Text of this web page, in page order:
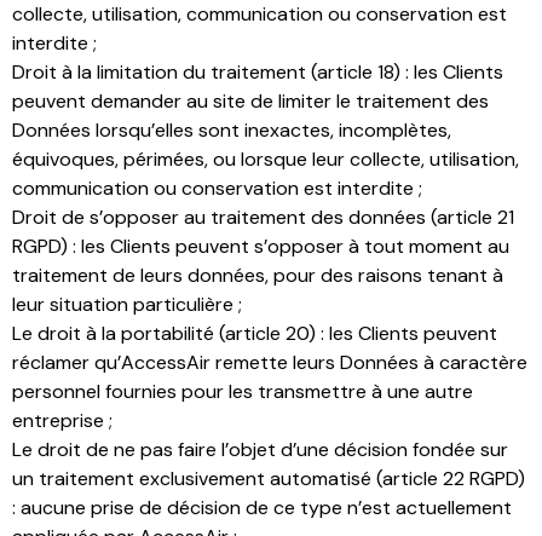
collecte, utilisation, communication ou conservation est
interdite ;
Droit à la limitation du traitement (article 18) : les Clients
peuvent demander au site de limiter le traitement des
Données lorsqu’elles sont inexactes, incomplètes,
équivoques, périmées, ou lorsque leur collecte, utilisation,
communication ou conservation est interdite ;
Droit de s’opposer au traitement des données (article 21
RGPD) : les Clients peuvent s’opposer à tout moment au
traitement de leurs données, pour des raisons tenant à
leur situation particulière ;
Le droit à la portabilité (article 20) : les Clients peuvent
réclamer qu’AccessAir remette leurs Données à caractère
personnel fournies pour les transmettre à une autre
entreprise ;
Le droit de ne pas faire l’objet d’une décision fondée sur
un traitement exclusivement automatisé (article 22 RGPD)
: aucune prise de décision de ce type n’est actuellement